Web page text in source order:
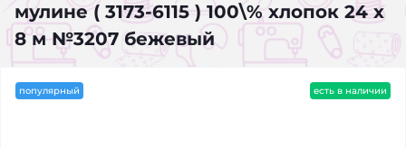
мулине ( 3173-6115 ) 100\% хлопок 24 x
8 м №3207 бежевый
популярный есть в наличии